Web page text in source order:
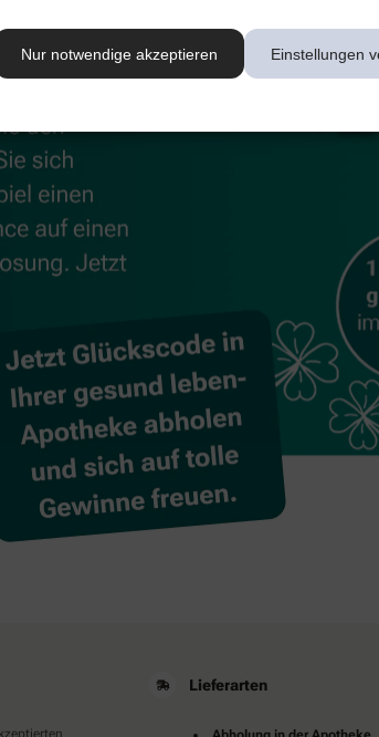
Nur notwendige akzeptieren Einstellungen
Lieferarten